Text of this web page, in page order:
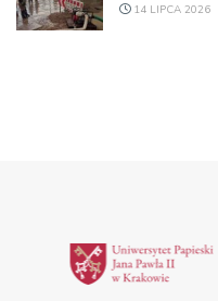
14 LIPCA 2026